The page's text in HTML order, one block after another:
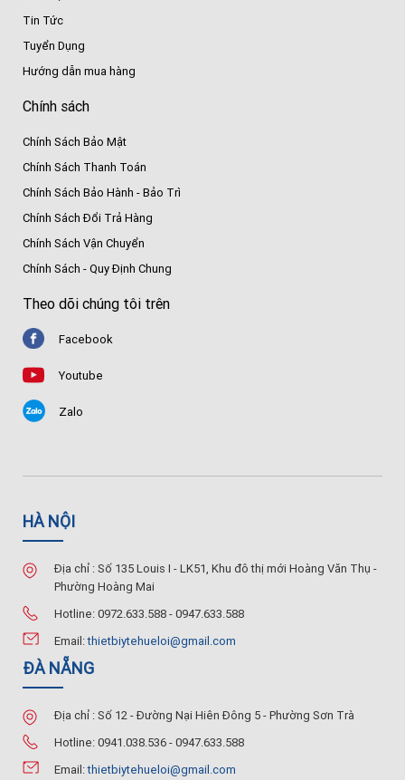
Tin Tức
Tuyển Dụng
Hướng dẫn mua hàng
Chính sách
Chính Sách Bảo Mật
Chính Sách Thanh Toán
Chính Sách Bảo Hành - Bảo Trì
Chính Sách Đổi Trả Hàng
Chính Sách Vận Chuyển
Chính Sách - Quy Định Chung
Theo dõi chúng tôi trên
Facebook
Youtube
Zalo
HÀ NỘI
Địa chỉ : Số 135 Louis I - LK51, Khu đô thị mới Hoàng Văn Thụ -
Phường Hoàng Mai
Hotline: 0972.633.588 - 0947.633.588
Email:thietbiytehueloi@gmail.com
ĐÀ NẴNG
Địa chỉ : Số 12 - Đường Nại Hiên Đông 5 - Phường Sơn Trà
Hotline: 0941.038.536 - 0947.633.588
Email:thietbiytehueloi@gmail.com